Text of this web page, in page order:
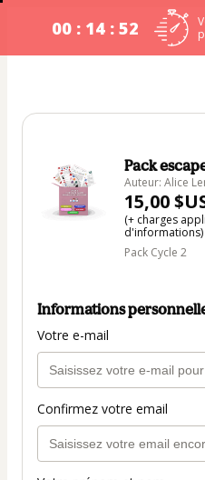
00 : 14 : 52
Pack
Auteur: Alice
15,00
(+ charges
d'informations)
Pack Cycle 2
Informations
Votre e-mail
Confirmez votre email